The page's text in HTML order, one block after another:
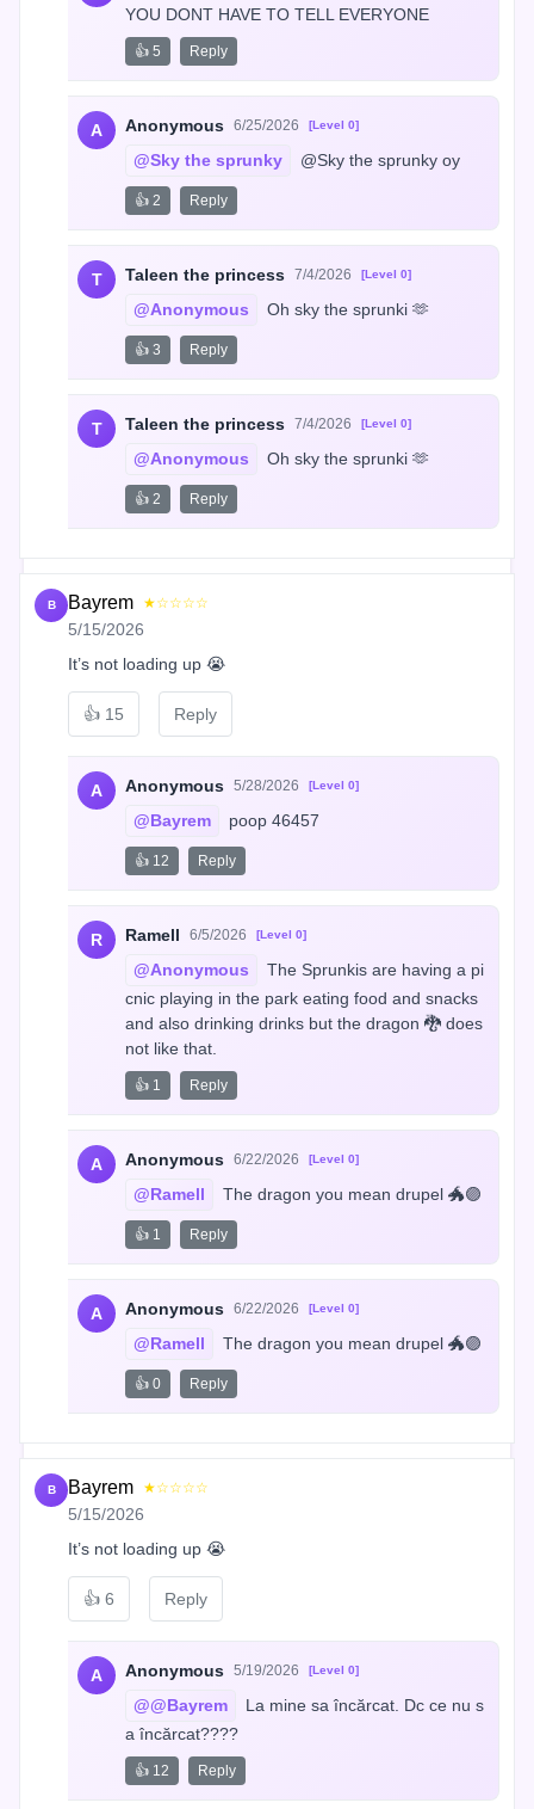
YOU DONT HAVE TO TELL EVERYONE
👍 5 Reply
A Anonymous 6/25/2026 [Level 0]
@Sky the sprunky @Sky the sprunky oy
👍 2 Reply
T Taleen the princess 7/4/2026 [Level 0]
@Anonymous Oh sky the sprunki 🫶
👍 3 Reply
T Taleen the princess 7/4/2026 [Level 0]
@Anonymous Oh sky the sprunki 🫶
👍 2 Reply
B Bayrem ★☆☆☆☆
5/15/2026
It’s not loading up 😭
👍 15 Reply
A Anonymous 5/28/2026 [Level 0]
@Bayrem poop 46457
👍 12 Reply
R Ramell 6/5/2026 [Level 0]
@Anonymous
The Sprunkis are having a pi
cnic playing in the park eating food and snacks
and also drinking drinks but the dragon 🐉 does
not like that.
👍 1 Reply
A Anonymous 6/22/2026 [Level 0]
@Ramell The dragon you mean drupel 🐲🟣
👍 1 Reply
A Anonymous 6/22/2026 [Level 0]
@Ramell The dragon you mean drupel 🐲🟣
👍 0 Reply
B Bayrem ★☆☆☆☆
5/15/2026
It’s not loading up 😭
👍 6 Reply
A Anonymous 5/19/2026 [Level 0]
@@Bayrem
La mine sa încărcat. Dc ce nu s
a încărcat????
👍 12 Reply